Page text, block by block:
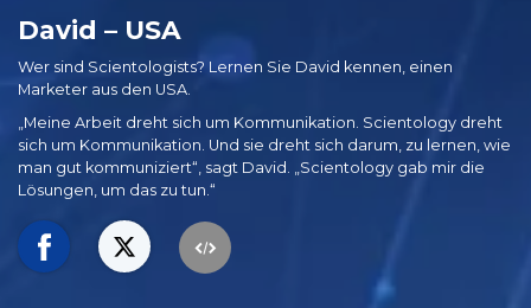
David – USA
Wer sind Scientologists? Lernen Sie David kennen, einen
Marketer aus den USA.
„Meine Arbeit dreht sich um Kommunikation. Scientology dreht
sich um Kommunikation. Und sie dreht sich darum, zu lernen, wie
man gut kommuniziert“, sagt David. „Scientology gab mir die
Lösungen, um das zu tun.“